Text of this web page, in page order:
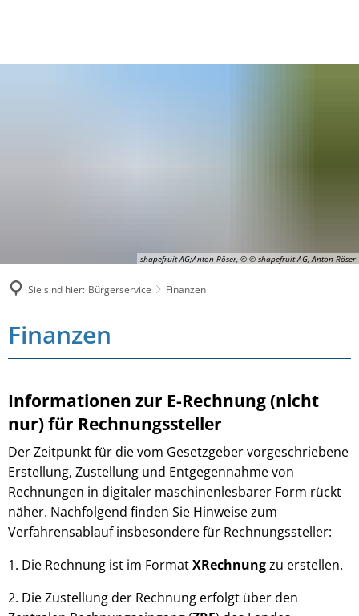
shapefruit AG;Anton Röser, © © shapefruit AG, Anton Röser
Sie sind hier: Bürgerservice Finanzen
Finanzen
Informationen zur E-Rechnung (nicht
nur) für Rechnungssteller
Der Zeitpunkt für die vom Gesetzgeber vorgeschriebene
Erstellung, Zustellung und Entgegennahme von
Rechnungen in digitaler maschinenlesbarer Form rückt
näher. Nachfolgend finden Sie Hinweise zum
Verfahrensablauf insbesondere für Rechnungssteller:
1. Die Rechnung ist im FormatXRechnungzu erstellen.
2. Die Zustellung der Rechnung erfolgt über den